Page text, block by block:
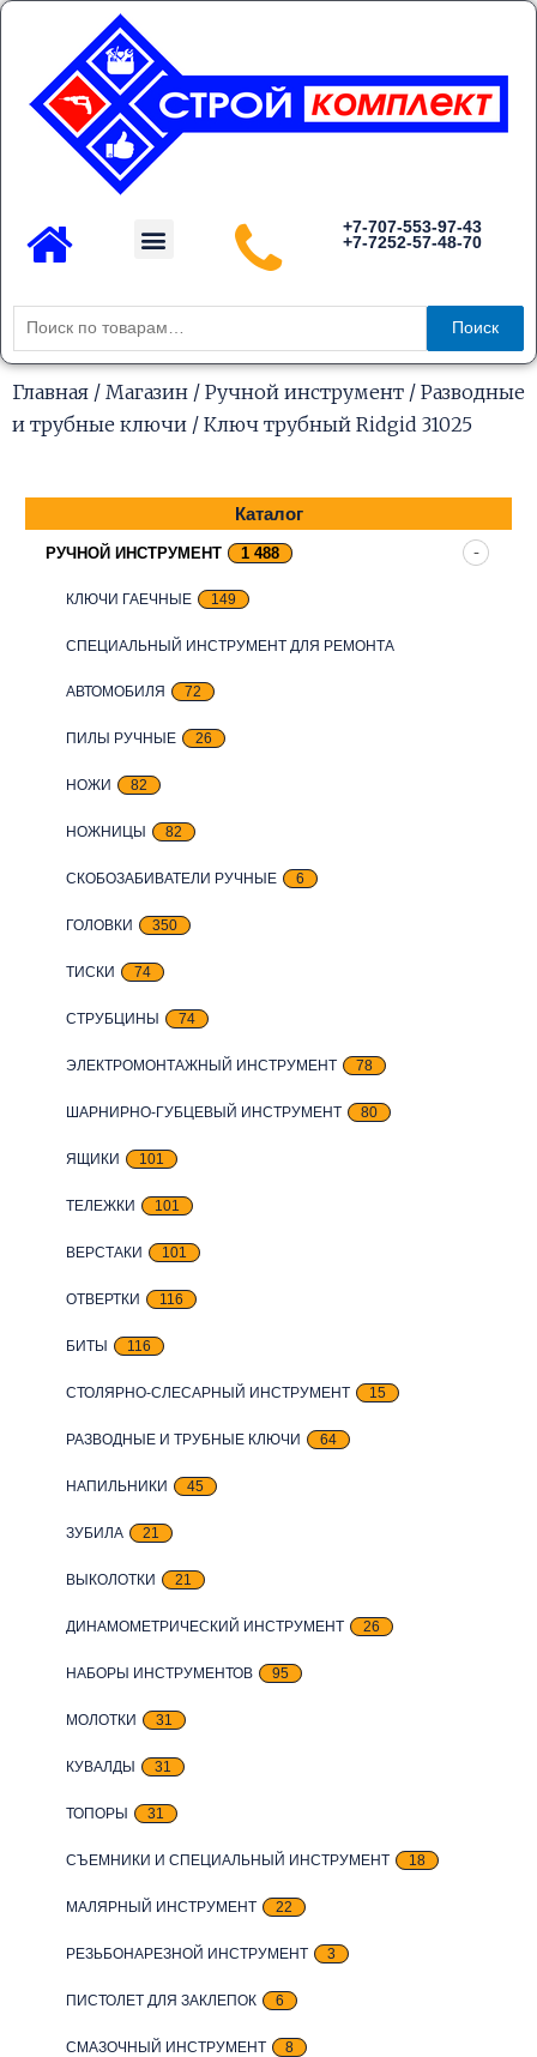
Перейти
содержимому
Menu
+7-707-553-97-43
+7-7252-57-48-70
Искать:
Поиск
Главная / Магазин / Ручной инструмент / Разводные
и трубные ключи / Ключ трубный Ridgid 31025
Каталог
РУЧНОЙ ИНСТРУМЕНТ 1 488
КЛЮЧИ ГАЕЧНЫЕ 149
СПЕЦИАЛЬНЫЙ ИНСТРУМЕНТ ДЛЯ РЕМОНТА
АВТОМОБИЛЯ 72
ПИЛЫ РУЧНЫЕ 26
НОЖИ 82
НОЖНИЦЫ 82
СКОБОЗАБИВАТЕЛИ РУЧНЫЕ 6
ГОЛОВКИ 350
ТИСКИ 74
СТРУБЦИНЫ 74
ЭЛЕКТРОМОНТАЖНЫЙ ИНСТРУМЕНТ 78
ШАРНИРНО-ГУБЦЕВЫЙ ИНСТРУМЕНТ 80
ЯЩИКИ 101
ТЕЛЕЖКИ 101
ВЕРСТАКИ 101
ОТВЕРТКИ 116
БИТЫ 116
СТОЛЯРНО-СЛЕСАРНЫЙ ИНСТРУМЕНТ 15
РАЗВОДНЫЕ И ТРУБНЫЕ КЛЮЧИ 64
НАПИЛЬНИКИ 45
ЗУБИЛА 21
ВЫКОЛОТКИ 21
ДИНАМОМЕТРИЧЕСКИЙ ИНСТРУМЕНТ 26
НАБОРЫ ИНСТРУМЕНТОВ 95
МОЛОТКИ 31
КУВАЛДЫ 31
ТОПОРЫ 31
СЪЕМНИКИ И СПЕЦИАЛЬНЫЙ ИНСТРУМЕНТ 18
МАЛЯРНЫЙ ИНСТРУМЕНТ 22
РЕЗЬБОНАРЕЗНОЙ ИНСТРУМЕНТ 3
ПИСТОЛЕТ ДЛЯ ЗАКЛЕПОК 6
СМАЗОЧНЫЙ ИНСТРУМЕНТ 8